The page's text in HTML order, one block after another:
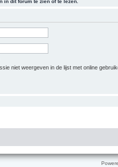
dit forum te zien of te lezen.
niet weergeven in de lijst met online